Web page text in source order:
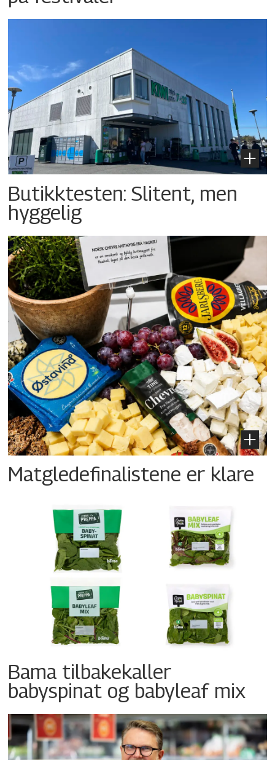
Butikktesten: Slitent, men
hyggelig
Matgledefinalistene er klare
Bama tilbakekaller
babyspinat og babyleaf mix